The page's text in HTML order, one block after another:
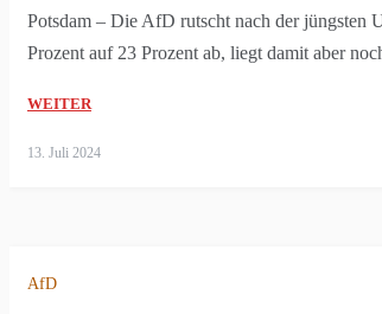
Potsdam – Die AfD rutscht nach der jüngsten
Prozent auf 23 Prozent ab, liegt damit aber
WEITER
13. Juli 2024
AfD